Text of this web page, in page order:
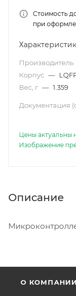
Стоимость
при
Производитель
Корпус —
Вес, г — 1.359
Документация
Цены актуальны
Изображение
Описание
О КОМПАНИИ